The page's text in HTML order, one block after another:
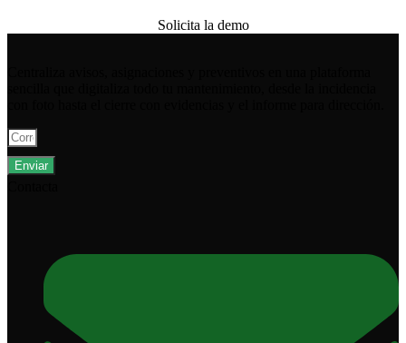
Solicita la demo
Enviar